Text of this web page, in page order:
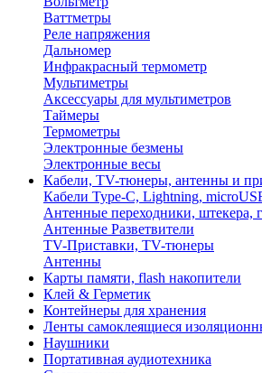
Ваттметры
Реле напряжения
Дальномер
Инфракрасный термометр
Мультиметры
Аксессуары для мультиметров
Таймеры
Термометры
Электронные безмены
Электронные весы
Кабели, TV-тюнеры, антенны и
Кабели Type-C, Lightning,
Антенные переходники, штекера,
Антенные Разветвители
TV-Приставки, TV-тюнеры
Антенны
Карты памяти, flash накопители
Клей & Герметик
Контейнеры для хранения
Ленты самоклеящиеся
Наушники
Портативная аудиотехника